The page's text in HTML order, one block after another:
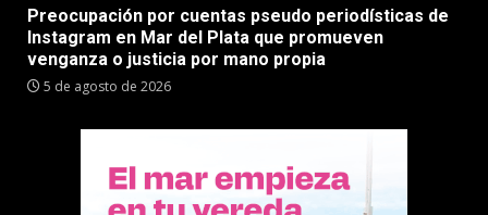
Preocupación por cuentas pseudo periodísticas de
Instagram en Mar del Plata que promueven
venganza o justicia por mano propia
5 de agosto de 2026